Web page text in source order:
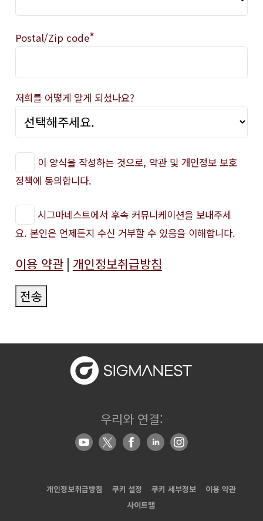
Postal/Zip code*
저희를 어떻게 알게 되셨나요?
이 양식을 작성하는 것으로, 약관 및 개인정보 보호
정책에 동의합니다.
시그마네스트에서 후속 커뮤니케이션을 보내주세
요. 본인은 언제든지 수신 거부할 수 있음을 이해합니다.
이용 약관| 개인정보취급방침
전송
우리와 연결:
개인정보취급방침 쿠키 설정 쿠키 세부정보
이용 약관
사이트맵